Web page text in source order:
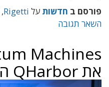
פורסם ב חדשות על Rigetti
,
השאר תגובה
את QHarbor ההולנדית